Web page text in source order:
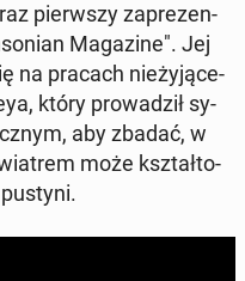
pierw­szy za­pre­zen­
Ma­ga­zi­ne". Jej
na pracach nie­ży­ją­ce­
który pro­wa­dził sy­
aby zbadać, w
może kształ­to­